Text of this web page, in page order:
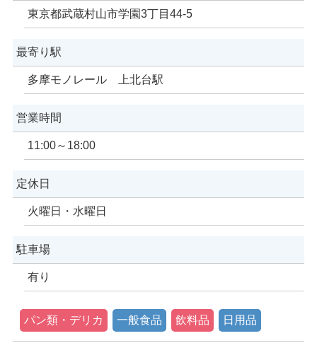
東京都武蔵村山市学園3丁目44-5
最寄り駅
多摩モノレール 上北台駅
営業時間
11:00～18:00
定休日
火曜日・水曜日
駐車場
有り
パン類・デリカ 一般食品 飲料品 日用品